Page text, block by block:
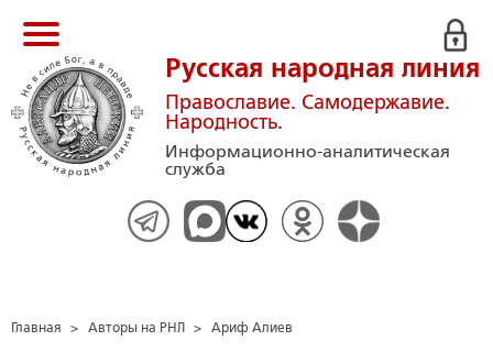
Русская народная линия
Православие. Самодержавие.
Народность.
Информационно-аналитическая
служба
Главная > Авторы на РНЛ > Ариф Алиев